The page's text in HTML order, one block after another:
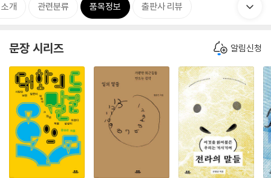
개 관련분류 품목정보 출판사 리뷰
문장 시리즈 알림신청